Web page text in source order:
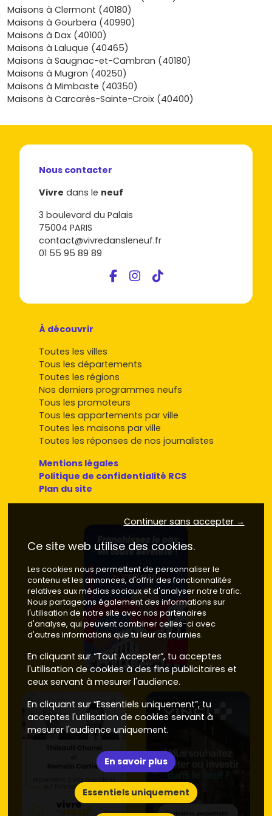
par rapport au littoral tout en permettant d’y accéder
facilement. Prêt à concrétiser ton projet et à comparer
plans, prix et délais de livraison ? Parcours les annonces
deVivre dans le neuf, découvre les programmes
disponibles et fais le premier pas vers ta maison idéale à
Préchacq-les-Bains ; je t’accompagne pour affiner ton
budget, vérifier les aides mobilisables et sélectionner la
parcelle ou l’agencement qui te ressemble, afin que ton
achat soit aussi simple que rassurant, du premier rendez-
Maisons à Clermont (40180)
Maisons à Gourbera (40990)
Maisons à Dax (40100)
Maisons à Laluque (40465)
Maisons à Saugnac-et-Cambran (40180)
Maisons à Mugron (40250)
Maisons à Mimbaste (40350)
Maisons à Carcarès-Sainte-Croix (40400)
Nous contacter
Vivre dans le neuf
3 boulevard du Palais
75004 PARIS
contact@vivredansleneuf.fr
01 55 95 89 89
À découvrir
Toutes les villes
Tous les départements
Toutes les régions
Nos derniers programmes neufs
Tous les promoteurs
Tous les appartements par ville
Toutes les maisons par ville
Toutes les réponses de nos journalistes
Mentions légales
Politique de confidentialité RCS
Plan du site
Continuer sans accepter →
Ce site web utilise des cookies.
Les cookies nous permettent de personnaliser le
contenu et les annonces, d'offrir des fonctionnalités
relatives aux médias sociaux et d'analyser notre trafic.
Nous partageons également des informations sur
l'utilisation de notre site avec nos partenaires
d'analyse, qui peuvent combiner celles-ci avec
d'autres informations que tu leur as fournies.
En cliquant sur “Tout Accepter”, tu acceptes
l'utilisation de cookies à des fins publicitaires et
ceux servant à mesurer l'audience.
En cliquant sur “Essentiels uniquement”, tu
acceptes l'utilisation de cookies servant à
mesurer l'audience uniquement.
En savoir plus
Essentiels uniquement